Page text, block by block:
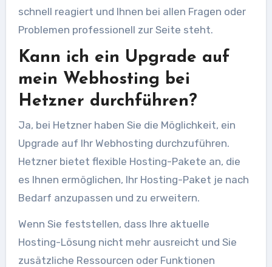
schnell reagiert und Ihnen bei allen Fragen oder
Problemen professionell zur Seite steht.
Kann ich ein Upgrade auf
mein Webhosting bei
Hetzner durchführen?
Ja, bei Hetzner haben Sie die Möglichkeit, ein
Upgrade auf Ihr Webhosting durchzuführen.
Hetzner bietet flexible Hosting-Pakete an, die
es Ihnen ermöglichen, Ihr Hosting-Paket je nach
Bedarf anzupassen und zu erweitern.
Wenn Sie feststellen, dass Ihre aktuelle
Hosting-Lösung nicht mehr ausreicht und Sie
zusätzliche Ressourcen oder Funktionen